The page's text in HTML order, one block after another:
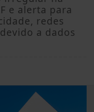
e alerta para
redes
a dados